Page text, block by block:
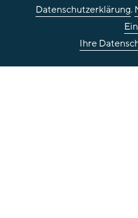
Datenschutzerklärung.
Ihre